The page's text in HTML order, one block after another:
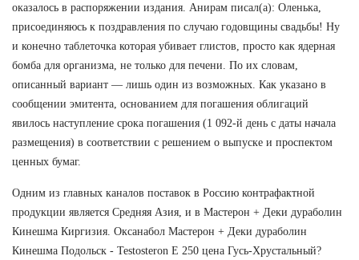
оказалось в распоряжении издания. Анирам писал(а): Оленька,
присоединяюсь к поздравления по случаю годовщины свадьбы! Ну
и конечно таблеточка которая убивает глистов, просто как ядерная
бомба для организма, не только для печени. По их словам,
описанный вариант — лишь один из возможных. Как указано в
сообщении эмитента, основанием для погашения облигаций
явилось наступление срока погашения (1 092-й день с даты начала
размещения) в соответствии с решением о выпуске и проспектом
ценных бумаг.
Одним из главных каналов поставок в Россию контрафактной
продукции является Средняя Азия, и в Мастерон + Деки дураболин
Кинешма Киргизия. Оксанабол Мастерон + Деки дураболин
Кинешма Подольск - Testosteron E 250 цена Гусь-Хрустальный?